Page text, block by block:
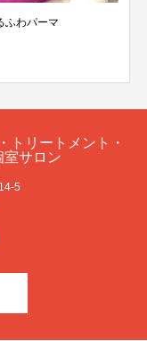
ふわパーマ
5